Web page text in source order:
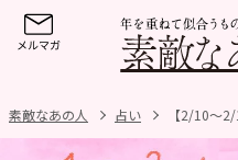
素敵なあの人 占い